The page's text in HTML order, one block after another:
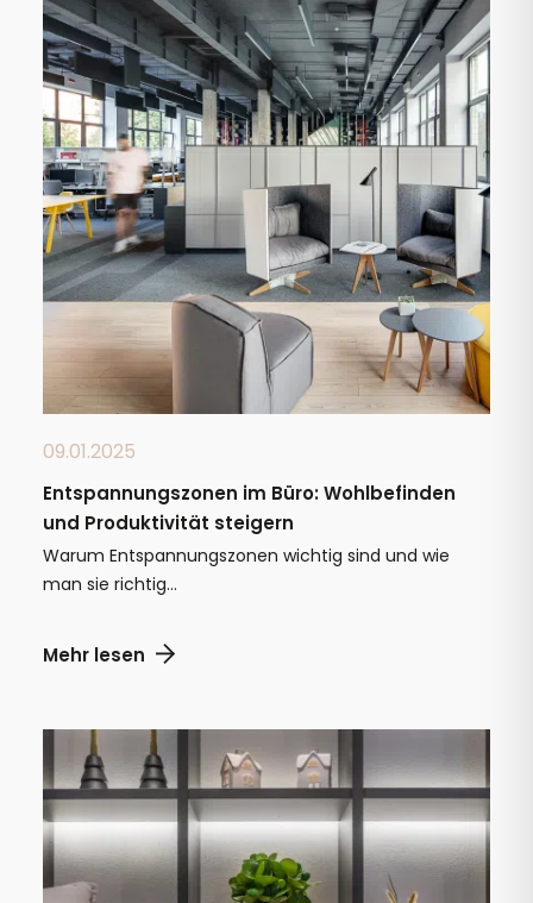
09.01.2025
Entspannungszonen im Büro: Wohlbefinden
und Produktivität steigern
Warum Entspannungszonen wichtig sind und wie
man sie richtig...